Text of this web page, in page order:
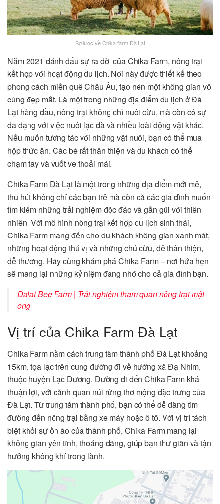
Sơ lược về Chika farm Đà Lạt
Năm 2021 đánh dấu sự ra đời của Chika Farm, nông trại
kết hợp với hoạt động du lịch. Nơi này được thiết kế theo
phong cách miền quê Châu Âu, tạo nên một không gian vô
cùng đẹp mắt. Là một trong những địa điểm du lịch ở Đà
Lạt hàng đầu, nông trại không chỉ nuôi cừu, mà còn có sự
đa dạng với việc nuôi lạc đà và nhiều loài động vật khác.
Nếu muốn tương tác với những vật nuôi, bạn có thể mua
hộp thức ăn. Các bé rất thân thiện và du khách có thể
chạm tay và vuốt ve thoải mái.
Chika Farm Đà Lạt là một trong những địa điểm mới mẻ,
thu hút không chỉ các bạn trẻ mà còn cả các gia đình muốn
tìm kiếm những trải nghiệm độc đáo và gần gũi với thiên
nhiên. Với mô hình nông trại kết hợp du lịch sinh thái,
Chika Farm mang đến cho du khách không gian xanh mát,
những hoạt động thú vị và những chú cừu, dê thân thiện,
dễ thương. Hãy cùng khám phá Chika Farm – nơi hứa hẹn
sẽ mang lại những kỷ niệm đáng nhớ cho cả gia đình bạn.
Dalat Bee Farm | Trải nghiệm tham quan nông trại mật
ong
Vị trí của Chika Farm Đà Lạt
Chika Farm nằm cách trung tâm thành phố Đà Lạt khoảng
15km, tọa lạc trên cung đường đi về hướng xã Đạ Nhim,
thuộc huyện Lạc Dương. Đường đi đến Chika Farm khá
thuận lợi, với cảnh quan núi rừng thơ mộng đặc trưng của
Đà Lạt. Từ trung tâm thành phố, bạn có thể dễ dàng tìm
đường đến nông trại bằng xe máy hoặc ô tô. Với vị trí tách
biệt khỏi sự ồn ào của thành phố, Chika Farm mang lại
không gian yên tĩnh, thoáng đãng, giúp bạn thư giãn và tận
hưởng không khí trong lành.